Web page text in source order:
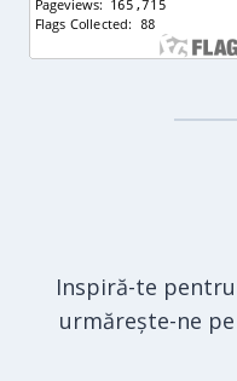
Inspiră-te
urmărește-ne